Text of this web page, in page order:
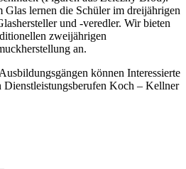
Glas lernen die Schüler im dreijährigen
und -veredler. Wir bieten
zweijährigen
an.
können Interessierte
Dienstleistungsberufen Koch – Kellner